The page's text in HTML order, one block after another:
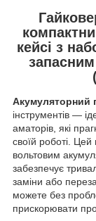
кейсі з
Акумуляторний
інструментів —
аматорів, які
своїй роботі.
вольтовим
забезпечує
заміни або
можете без
прискорювати